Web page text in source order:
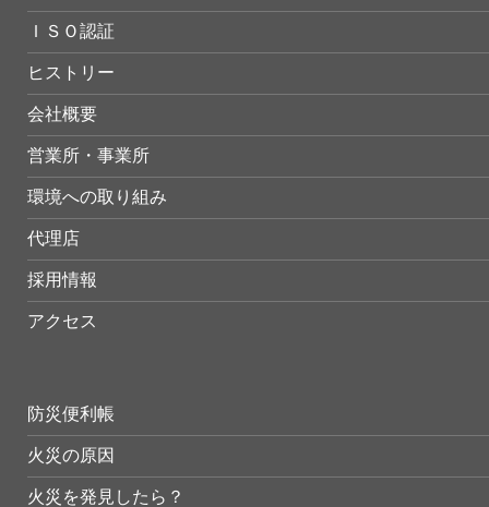
ＩＳＯ認証
ヒストリー
会社概要
営業所・事業所
環境への取り組み
代理店
採用情報
アクセス
防災便利帳
火災の原因
火災を発見したら？